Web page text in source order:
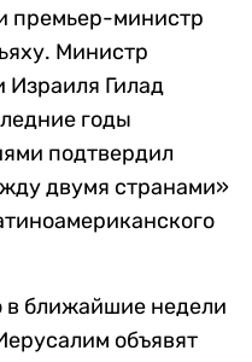
премьер-министр
Министр
Израиля Гилад
годы
подтвердил
двумя странами»
в ближайшие недели
объявят